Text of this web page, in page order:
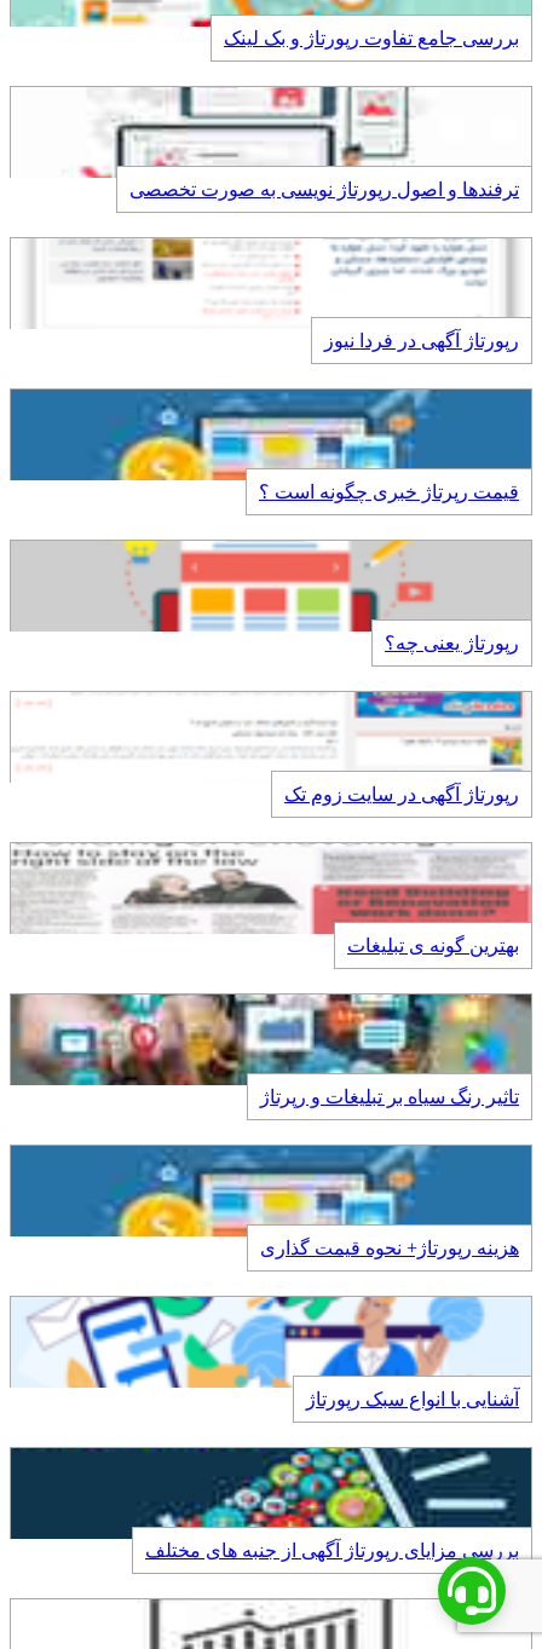
بررسی جامع تفاوت رپورتاژ و بک لینک
ترفندها و اصول رپورتاژ نویسی به صورت تخصصی
رپورتاژ آگهی در فردا نیوز
قیمت رپرتاژ خبری چگونه است ؟
رپورتاژ یعنی چه؟
رپورتاژ آگهی در سایت زوم تک
بهترین گونه ی تبلیغات
تاثیر رنگ سیاه بر تبلیغات و رپرتاژ
هزینه رپورتاژ+ نحوه قیمت گذاری
آشنایی با انواع سبک رپورتاژ
بررسی مزایای رپورتاژ آگهی از جنبه های مختلف